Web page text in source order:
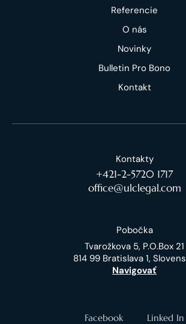
Referencie
O nás
Novinky
Bulletin Pro Bono
Kontakt
Kontakty
+421-2-5720 1717
office@ulclegal.com
Pobočka
Tvarožkova 5, P.O.Box 21
814 99 Bratislava 1,
Navigovať
Facebook Linked In